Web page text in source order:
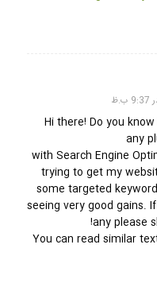
Hi there! Do you
any
with Search Engine
trying to get my
some targeted
seeing very good gains.
any please
You can read similar